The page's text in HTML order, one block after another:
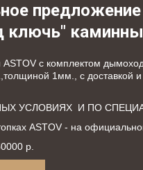
ключь"
с комплектом
1мм., с доставкой
УСЛОВИЯХ  И ПО
ASTOV - на
р.